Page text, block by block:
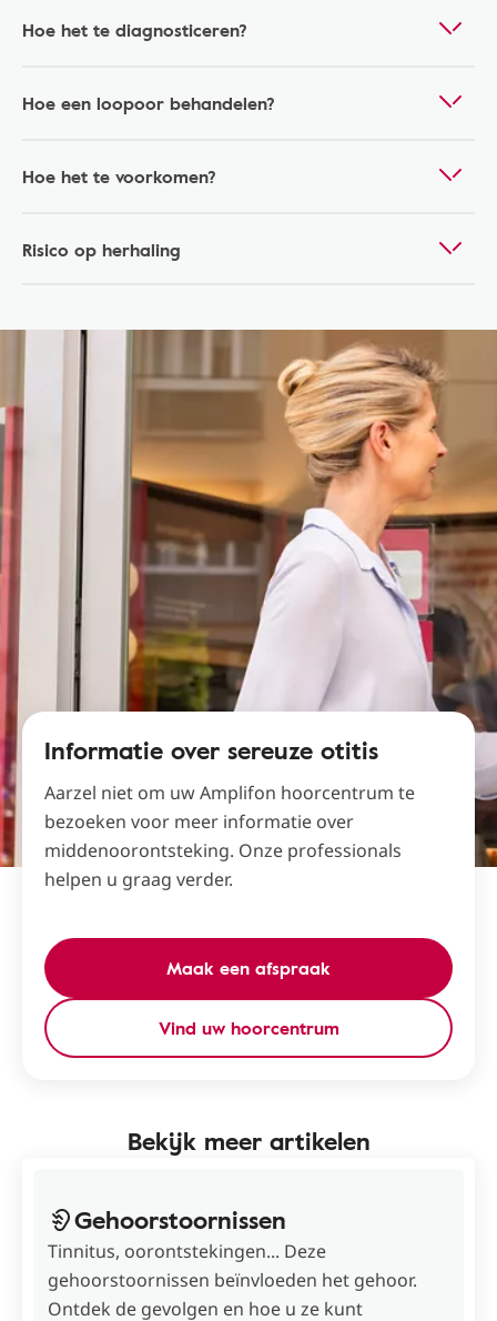
Hoe het te diagnosticeren?
Hoe een loopoor behandelen?
Hoe het te voorkomen?
Risico op herhaling
Informatie over sereuze otitis
Aarzel niet om uw Amplifon hoorcentrum te
bezoeken voor meer informatie over
middenoorontsteking. Onze professionals
helpen u graag verder.
Maak een afspraak
Vind uw hoorcentrum
Bekijk meer artikelen
Gehoorstoornissen
Tinnitus, oorontstekingen... Deze
gehoorstoornissen beïnvloeden het gehoor.
Ontdek de gevolgen en hoe u ze kunt